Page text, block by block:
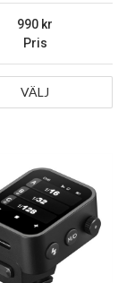
Pris
990
VÄLJ